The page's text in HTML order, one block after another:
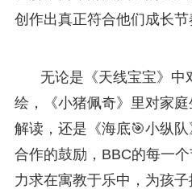
创作出真正符合他们成长节
无论是《天线宝宝》中
绘，《小猪佩奇》里对家
解读，还是《海底🎯小纵
合作的鼓励，BBC的每一
力求在寓教于乐中，为孩